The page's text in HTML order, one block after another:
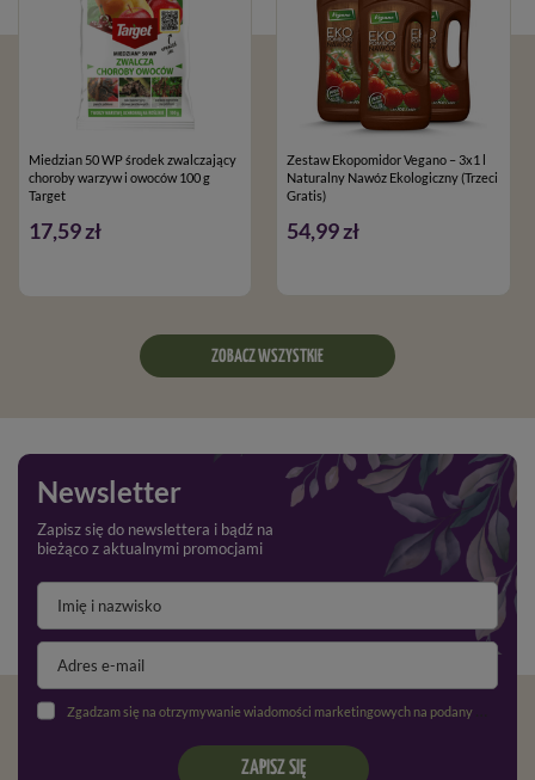
Miedzian 50 WP środek zwalczający
choroby warzyw i owoców 100 g
Target
17,59 zł
Zestaw Ekopomidor Vegano – 3x1 l
Naturalny Nawóz Ekologiczny (Trzeci
Gratis)
54,99 zł
ZOBACZ WSZYSTKIE
Newsletter
Zapisz się do newslettera i bądź na
bieżąco z aktualnymi promocjami
Zgadzam się na otrzymywanie wiadomości marketingowych na podany adres e-mail oraz przetwarzanie danych osobowych zgodnie z
ZAPISZ SIĘ